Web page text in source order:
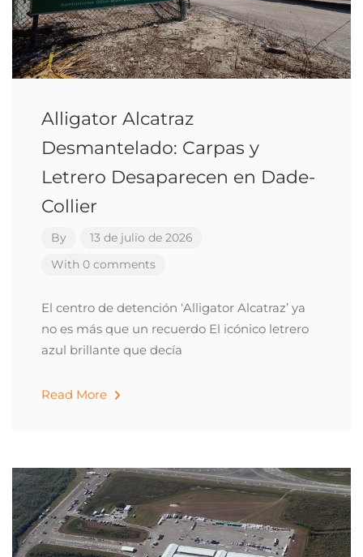
Alligator Alcatraz
Desmantelado: Carpas y
Letrero Desaparecen en Dade-
Collier
By
13 de julio de 2026
With 0 comments
El centro de detención ‘Alligator Alcatraz’ ya
no es más que un recuerdo El icónico letrero
azul brillante que decía
Read More